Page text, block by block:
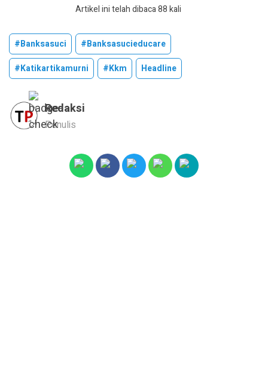
Artikel ini telah dibaca 88 kali
#banksasuci
#banksasucieducare
#katikartikamurni
#kkm Headline
Redaksi
Penulis